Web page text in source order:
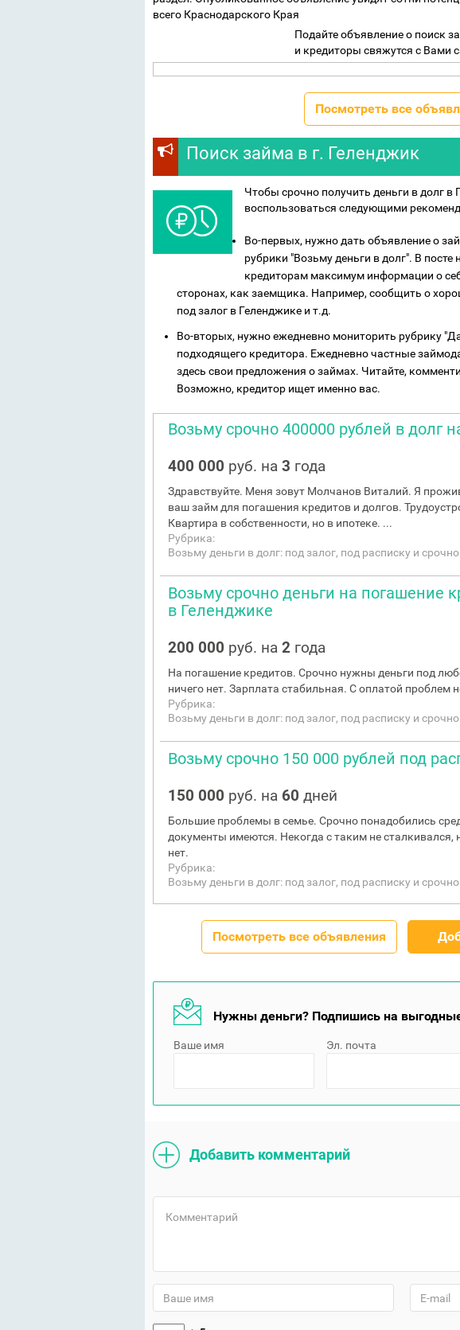
всего Краснодарского Края
Подайте объявление о поиск
и кредиторы свяжутся с Вами
Посмотреть все
Поиск займа в г. Геленджик
Чтобы срочно получить деньги в долг
воспользоваться следующими
Во-первых, нужно дать объявление о
рубрики "Возьму деньги в долг". В
кредиторам максимум информации о
сторонах, как заемщика. Например, сообщить о
под залог в Геленджике и т.д.
Во-вторых, нужно ежедневно мониторить рубрику
подходящего кредитора. Ежедневно частные
здесь свои предложения о займах. Читайте,
Возможно, кредитор ищет именно вас.
Возьму срочно 400000 рублей в долг
400 000 руб. на 3 года
Здравствуйте. Меня зовут Молчанов Виталий. Я
ваш займ для погашения кредитов и долгов.
Квартира в собственности, но в ипотеке. ...
Рубрика:
Возьму деньги в долг: под залог, под расписку и срочно
Возьму срочно деньги на погашение
в Геленджике
200 000 руб. на 2 года
На погашение кредитов. Срочно нужны деньги под
ничего нет. Зарплата стабильная. С оплатой проблем
Рубрика:
Возьму деньги в долг: под залог, под расписку и срочно
Возьму срочно 150 000 рублей под
150 000 руб. на 60 дней
Большие проблемы в семье. Срочно понадобились
документы имеются. Некогда с таким не сталкивался,
нет.
Рубрика:
Возьму деньги в долг: под залог, под расписку и срочно
Посмотреть все объявления
Нужны деньги? Подпишись на
Ваше имя Эл. почта
Добавить комментарий